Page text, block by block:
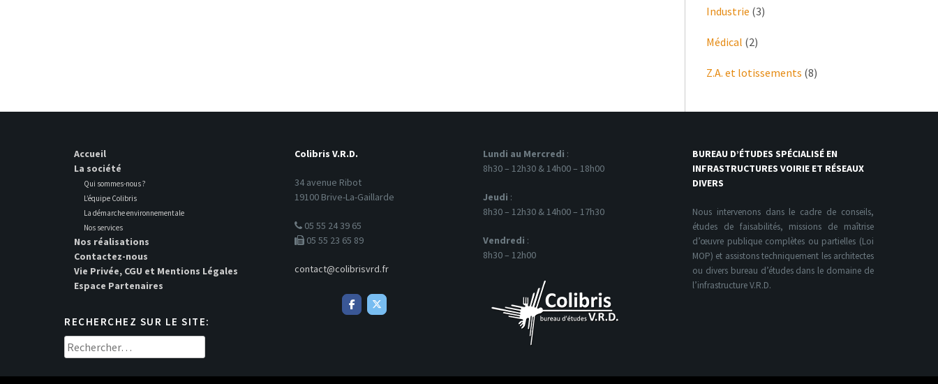
Industrie (3)
Médical (2)
Z.A. et lotissements (8)
Accueil
La société
Qui sommes-nous ?
L’équipe Colibris
La démarche environnementale
Nos services
Nos réalisations
Contactez-nous
Vie Privée, CGU et Mentions Légales
Espace Partenaires
RECHERCHEZ SUR LE SITE:
Rechercher :
Colibris V.R.D.
34 avenue Ribot
19100 Brive-La-Gaillarde
05 55 24 39 65
05 55 23 65 89
contact@colibrisvrd.fr
Lundi au Mercredi :
8h30 – 12h30 & 14h00 – 18h00
Jeudi :
8h30 – 12h30 & 14h00 – 17h30
Vendredi :
8h30 – 12h00
BUREAU D’ÉTUDES SPÉCIALISÉ EN
INFRASTRUCTURES VOIRIE ET RÉSEAUX
DIVERS
Nous intervenons dans le cadre de conseils,
études de faisabilités, missions de maîtrise
d’œuvre publique complètes ou partielles (Loi
MOP) et assistons techniquement les architectes
ou divers bureau d’études dans le domaine de
l’infrastructure V.R.D.